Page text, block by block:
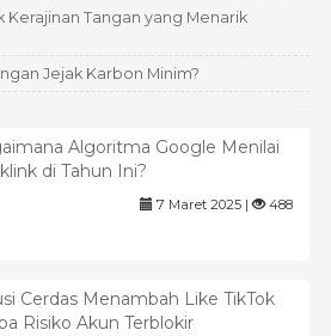
Kerajinan Tangan yang Menarik
Jejak Karbon Minim?
Algoritma Google Menilai
di Tahun Ini?
7 Maret 2025 | 488
Cerdas Menambah Like TikTok
Risiko Akun Terblokir